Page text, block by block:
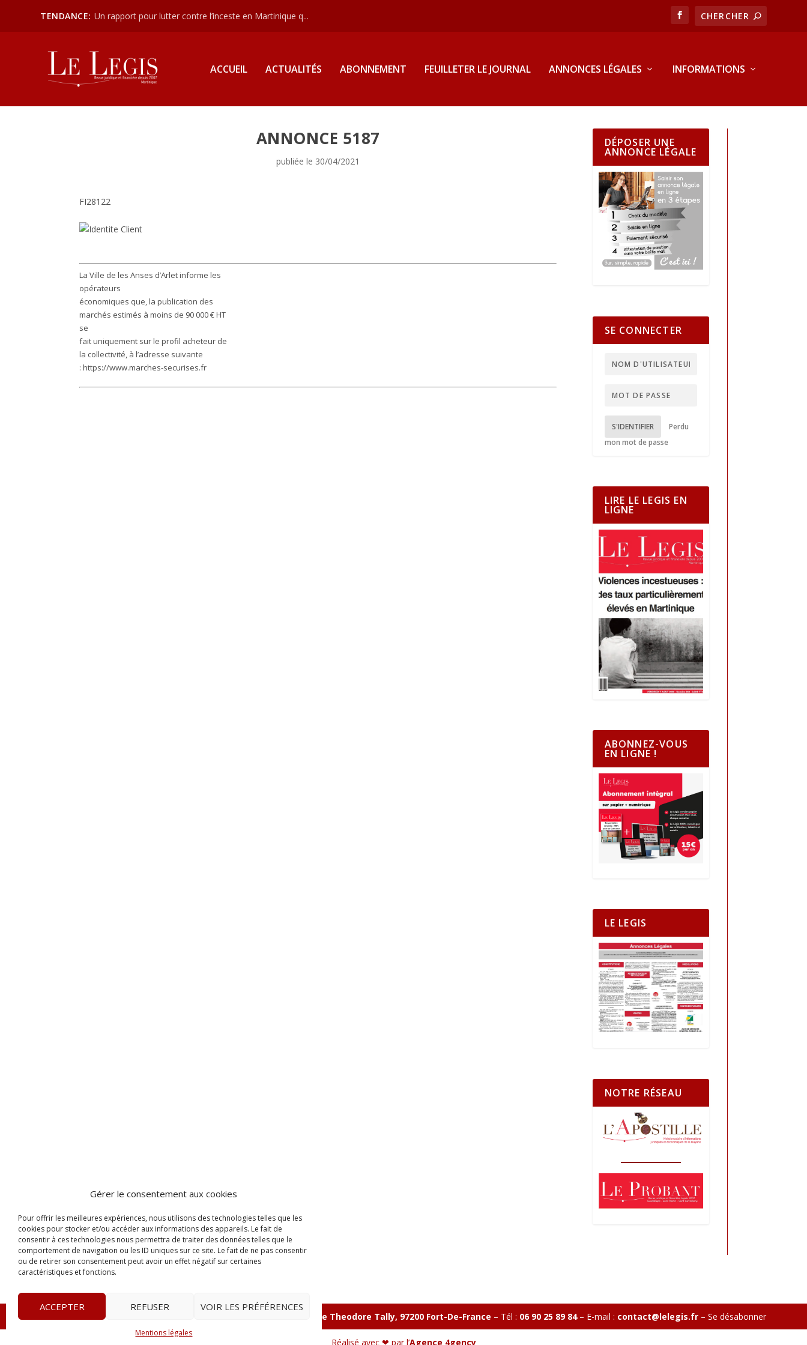
Gérer le consentement aux cookies
Pour offrir les meilleures expériences, nous utilisons des technologies telles que les
cookies pour stocker et/ou accéder aux informations des appareils. Le fait de
consentir à ces technologies nous permettra de traiter des données telles que le
comportement de navigation ou les ID uniques sur ce site. Le fait de ne pas consentir
ou de retirer son consentement peut avoir un effet négatif sur certaines
caractéristiques et fonctions.
ACCEPTER REFUSER VOIR LES PRÉFÉRENCES
Mentions légales
TENDANCE: Un rapport pour lutter contre l’inceste en Martinique q...
ACCUEIL ACTUALITÉS ABONNEMENT FEUILLETER LE JOURNAL ANNONCES LÉGALES INFORMATIONS
ANNONCE 5187
publiée le 30/04/2021
FI28122
La Ville de les Anses d’Arlet informe les
opérateurs
économiques que, la publication des
marchés estimés à moins de 90 000 € HT
se
fait uniquement sur le profil acheteur de
la collectivité, à l’adresse suivante
: https://www.marches-securises.fr
DÉPOSER UNE
ANNONCE LÉGALE
SE CONNECTER
S'IDENTIFIER
Perdu
mon mot de passe
LIRE LE LEGIS EN
LIGNE
ABONNEZ-VOUS
EN LIGNE !
LE LEGIS
NOTRE RÉSEAU
Le Legis Zone Franche Cité Dillon 365 B rue Theodore Tally, 97200 Fort-De-France – Tél : 06 90 25 89 84– E-mail : contact@lelegis.fr– Se désabonner
Réalisé avec ❤ par l’Agence 4gency